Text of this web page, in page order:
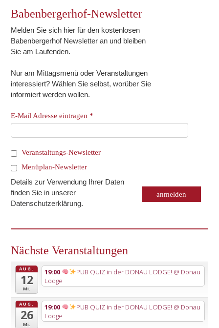
Babenbergerhof-Newsletter
Melden Sie sich hier für den kostenlosen
Babenbergerhof Newsletter an und bleiben
Sie am Laufenden.
Nur am Mittagsmenü oder Veranstaltungen
interessiert? Wählen Sie selbst, worüber Sie
informiert werden wollen.
E-Mail Adresse eintragen*
Veranstaltungs-Newsletter
Menüplan-Newsletter
Details zur Verwendung Ihrer Daten
finden Sie in unserer
Datenschutzerklärung.
Nächste Veranstaltungen
AUG.
12
Mi.
19:00 PUB QUIZ in der DONAU LODGE! @ Donau
Lodge
AUG.
26
Mi.
19:00 PUB QUIZ in der DONAU LODGE! @ Donau
Lodge